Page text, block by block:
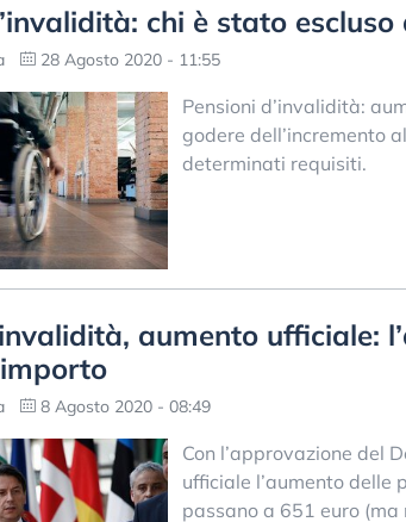
chi è stato escluso
28 Agosto 2020 - 11:55
Pensioni d’invalidità:
godere dell’incremento
determinati requisiti.
aumento ufficiale:
8 Agosto 2020 - 08:49
Con l’approvazione del
ufficiale l’aumento delle
passano a 651 euro (ma